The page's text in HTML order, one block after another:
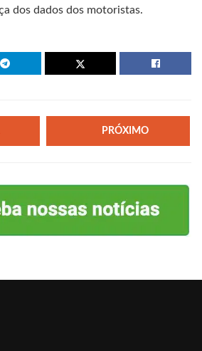
dos dados dos motoristas.
PRÓXIMO